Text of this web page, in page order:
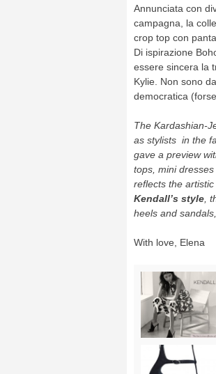
Annunciata con
campagna, la
crop top con
Di ispirazione
essere sincera la
Kylie. Non sono
democratica
The Kardashian-
as stylists in the
gave a preview
tops, mini
reflects the
Kendall’s style ,
heels and
With love, Elena